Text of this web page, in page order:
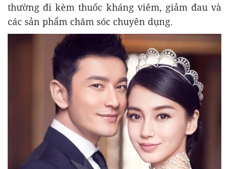
thường đi kèm thuốc kháng viêm, giảm đau và
các sản phẩm chăm sóc chuyên dụng.